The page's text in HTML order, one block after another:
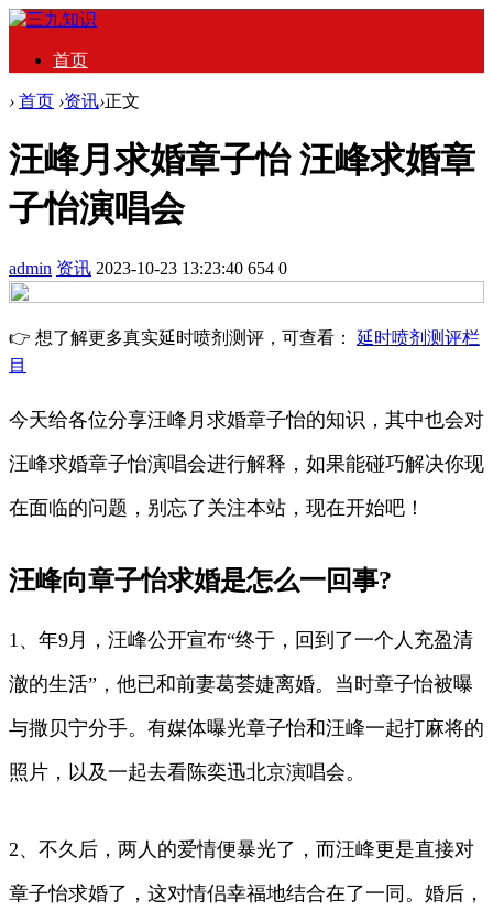
首页
› 首页 ›资讯›正文
汪峰月求婚章子怡 汪峰求婚章
子怡演唱会
admin 资讯 2023-10-23 13:23:40 654 0
👉 想了解更多真实延时喷剂测评，可查看： 延时喷剂测评栏
目
今天给各位分享汪峰月求婚章子怡的知识，其中也会对
汪峰求婚章子怡演唱会进行解释，如果能碰巧解决你现
在面临的问题，别忘了关注本站，现在开始吧！
汪峰向章子怡求婚是怎么一回事?
1、年9月，汪峰公开宣布“终于，回到了一个人充盈清
澈的生活”，他已和前妻葛荟婕离婚。当时章子怡被曝
与撒贝宁分手。有媒体曝光章子怡和汪峰一起打麻将的
照片，以及一起去看陈奕迅北京演唱会。
2、不久后，两人的爱情便暴光了，而汪峰更是直接对
章子怡求婚了，这对情侣幸福地结合在了一同。婚后，